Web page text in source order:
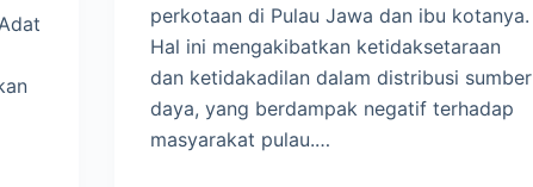
perkotaan di Pulau Jawa dan ibu kotanya.
Hal ini mengakibatkan ketidaksetaraan
dan ketidakadilan dalam distribusi sumber
daya, yang berdampak negatif terhadap
masyarakat pulau.…